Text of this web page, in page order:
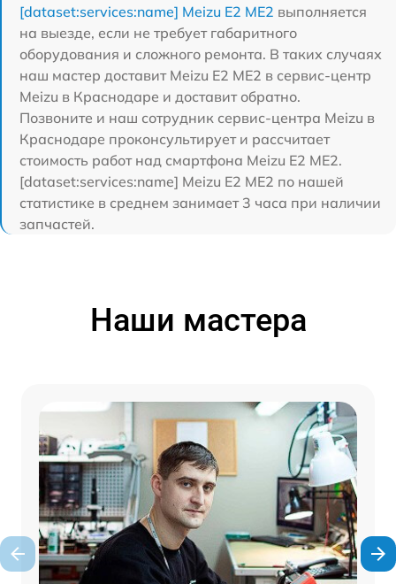
[dataset:services:name] Meizu E2 ME2 выполняется
на выезде, если не требует габаритного
оборудования и сложного ремонта. В таких случаях
наш мастер доставит Meizu E2 ME2 в сервис-центр
Meizu в Краснодаре и доставит обратно.
Позвоните и наш сотрудник сервис-центра Meizu в
Краснодаре проконсультирует и рассчитает
стоимость работ над смартфона Meizu E2 ME2.
[dataset:services:name] Meizu E2 ME2 по нашей
статистике в среднем занимает 3 часа при наличии
запчастей.
Наши мастера